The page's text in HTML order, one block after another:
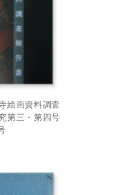
絵画資料調査
第三・第四号